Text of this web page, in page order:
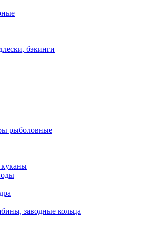
бэкинги
рыболовные
куканы
заводные кольца